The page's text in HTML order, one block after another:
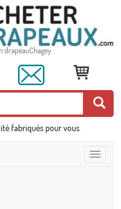
drapeauChagey
fabriqués pour vous
Toggle
navigation